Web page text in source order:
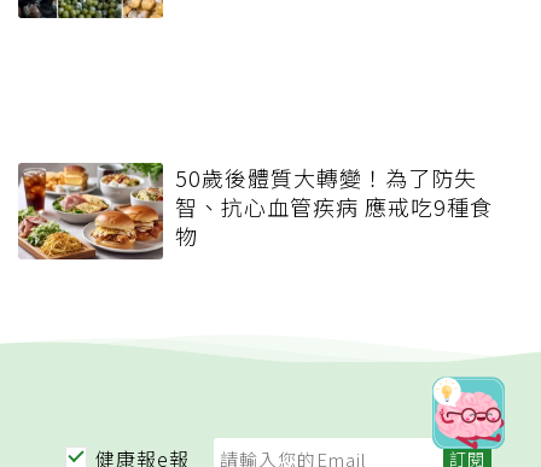
50歲後體質大轉變！為了防失
智、抗心血管疾病 應戒吃9種食
物
健康報e報